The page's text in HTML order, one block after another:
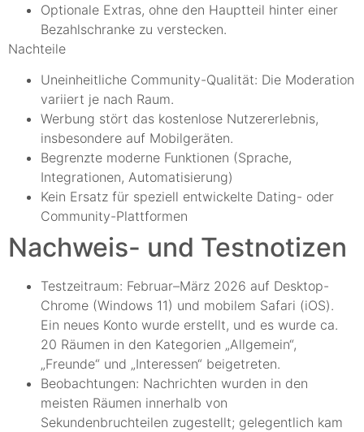
Optionale Extras, ohne den Hauptteil hinter einer
Bezahlschranke zu verstecken.
Nachteile
Uneinheitliche Community-Qualität: Die Moderation
variiert je nach Raum.
Werbung stört das kostenlose Nutzererlebnis,
insbesondere auf Mobilgeräten.
Begrenzte moderne Funktionen (Sprache,
Integrationen, Automatisierung)
Kein Ersatz für speziell entwickelte Dating- oder
Community-Plattformen
Nachweis- und Testnotizen
Testzeitraum: Februar–März 2026 auf Desktop-
Chrome (Windows 11) und mobilem Safari (iOS).
Ein neues Konto wurde erstellt, und es wurde ca.
20 Räumen in den Kategorien „Allgemein“,
„Freunde“ und „Interessen“ beigetreten.
Beobachtungen: Nachrichten wurden in den
meisten Räumen innerhalb von
Sekundenbruchteilen zugestellt; gelegentlich kam